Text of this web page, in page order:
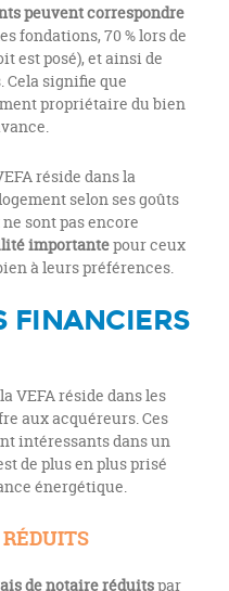
peuvent correspondre
fondations, 70 % lors de
est posé), et ainsi de
Cela signifie que
propriétaire du bien
réside dans la
selon ses goûts
sont pas encore
importantepour ceux
à leurs préférences.
FINANCIERS
VEFA réside dans les
aux acquéreurs. Ces
intéressants dans un
de plus en plus prisé
énergétique.
de notaire réduitspar